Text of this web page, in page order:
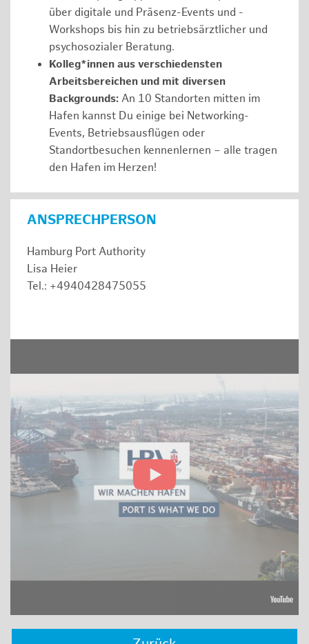
über digitale und Präsenz-Events und -
Workshops bis hin zu betriebsärztlicher und
psychosozialer Beratung.
Kolleg*innen aus verschiedensten
Arbeitsbereichen und mit diversen
Backgrounds: An 10 Standorten mitten im
Hafen kannst Du einige bei Networking-
Events, Betriebsausflügen oder
Standortbesuchen kennenlernen – alle tragen
den Hafen im Herzen!
ANSPRECHPERSON
Hamburg Port Authority
Lisa Heier
Tel.: +4940428475055